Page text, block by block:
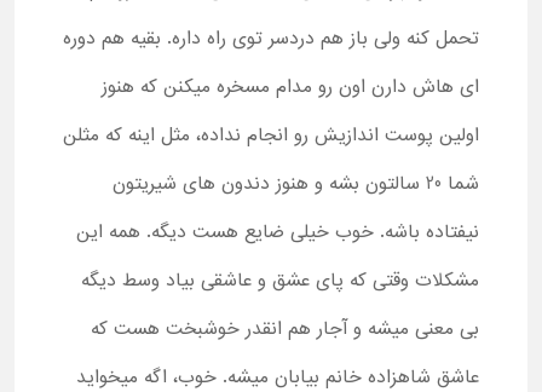
تحمل کنه ولی باز هم دردسر توی راه داره. بقیه هم دوره
ای هاش دارن اون رو مدام مسخره میکنن که هنوز
اولین پوست اندازیش رو انجام نداده، مثل اینه که مثلن
شما 20 سالتون بشه و هنوز دندون های شیریتون
نیفتاده باشه. خوب خیلی ضایع هست دیگه. همه این
مشکلات وقتی که پای عشق و عاشقی بیاد وسط دیگه
بی معنی میشه و آجار هم انقدر خوشبخت هست که
عاشق شاهزاده خانم بیابان میشه. خوب، اگه میخواید